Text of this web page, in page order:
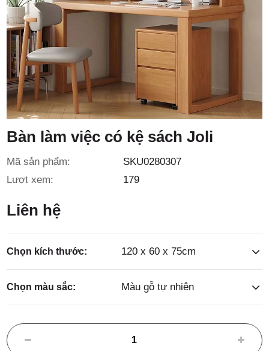
3/6D, ấp
Tiền Lân,
xã Bà
Điểm,
Bàn làm việc có kệ sách Joli
Mã sản phẩm:
SKU0280307
Lượt xem:
179
Liên hệ
Chọn kích thước: 120 x 60 x 75cm
Chọn màu sắc: Màu gỗ tự nhiên